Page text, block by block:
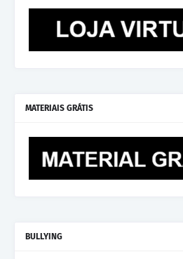
MATERIAIS GRÁTIS
BULLYING